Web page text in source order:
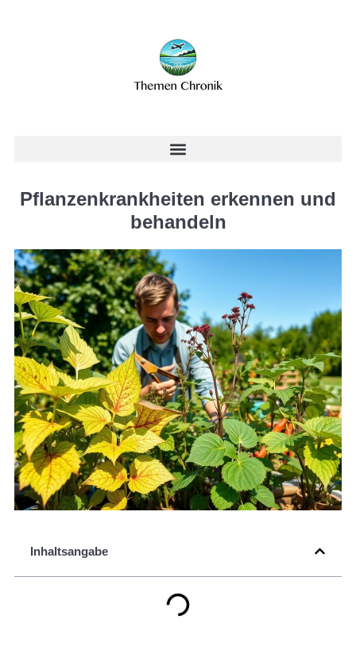
Pflanzenkrankheiten erkennen und
behandeln
Inhaltsangabe